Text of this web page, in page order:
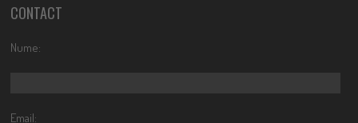
CONTACT
Nume:
Email: